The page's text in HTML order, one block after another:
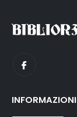
INFORMAZIONI